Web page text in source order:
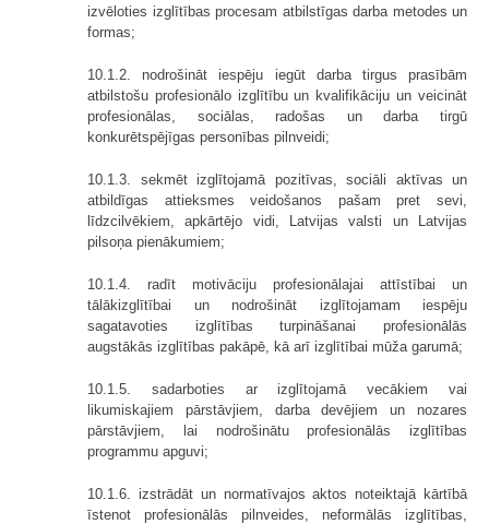
izvēloties izglītības procesam atbilstīgas darba metodes un
formas;
10.1.2. nodrošināt iespēju iegūt darba tirgus prasībām
atbilstošu profesionālo izglītību un kvalifikāciju un veicināt
profesionālas, sociālas, radošas un darba tirgū
konkurētspējīgas personības pilnveidi;
10.1.3. sekmēt izglītojamā pozitīvas, sociāli aktīvas un
atbildīgas attieksmes veidošanos pašam pret sevi,
līdzcilvēkiem, apkārtējo vidi, Latvijas valsti un Latvijas
pilsoņa pienākumiem;
10.1.4. radīt motivāciju profesionālajai attīstībai un
tālākizglītībai un nodrošināt izglītojamam iespēju
sagatavoties izglītības turpināšanai profesionālās
augstākās izglītības pakāpē, kā arī izglītībai mūža garumā;
10.1.5. sadarboties ar izglītojamā vecākiem vai
likumiskajiem pārstāvjiem, darba devējiem un nozares
pārstāvjiem, lai nodrošinātu profesionālās izglītības
programmu apguvi;
10.1.6. izstrādāt un normatīvajos aktos noteiktajā kārtībā
īstenot profesionālās pilnveides, neformālās izglītības,